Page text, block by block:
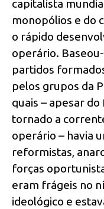
capitalista
monopólios e do
o rápido
operário.
partidos
pelos grupos da
quais – apesar
tornado a
operário – havia
reformistas,
forças
eram frágeis no
ideológico e